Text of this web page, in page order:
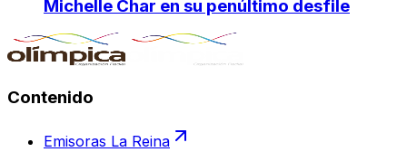
Michelle Char en su penúltimo desfile
Contenido
Emisoras La Reina